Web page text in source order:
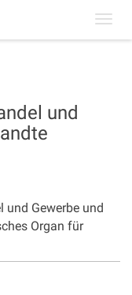
und
und Gewerbe und
Organ für